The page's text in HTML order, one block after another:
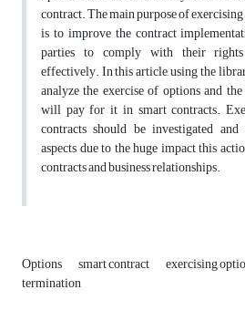
contract. The main purpose of
is to improve the contract
parties to comply with their
effectively. In this article, using the
analyze the exercise of options and
will pay for it in smart contracts.
contracts should be investigated
aspects due to the huge impact this
contracts and business relationships.
Options smart contract exercising
termination